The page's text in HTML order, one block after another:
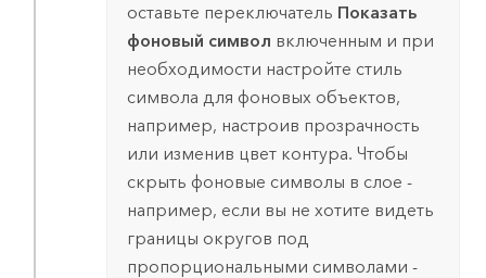
оставьте переключатель Показать
фоновый символ включенным и при
необходимости настройте стиль
символа для фоновых объектов,
например, настроив прозрачность
или изменив цвет контура. Чтобы
скрыть фоновые символы в слое -
например, если вы не хотите видеть
границы округов под
пропорциональными символами -